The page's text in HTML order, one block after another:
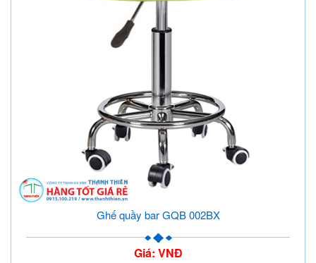
Ghế quầy bar GQB 002BX
Giá: VNĐ